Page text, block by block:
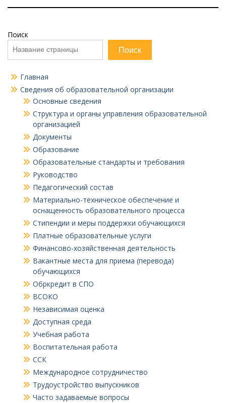
Поиск
Поиск
Главная
Сведения об образовательной организации
Основные сведения
Структура и органы управления образовательной
организацией
Документы
Образование
Образовательные стандарты и требования
Руководство
Педагогический состав
Материально-техническое обеспечение и
оснащенность образовательного процесса
Стипендии и меры поддержки обучающихся
Платные образовательные услуги
Финансово-хозяйственная деятельность
Вакантные места для приема (перевода)
обучающихся
Обркредит в СПО
ВСОКО
Независимая оценка
Доступная среда
Учебная работа
Воспитательная работа
ССК
Международное сотрудничество
Трудоустройство выпускников
Часто задаваемые вопросы